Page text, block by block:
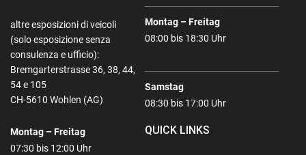
altre esposizioni di veicoli
(solo esposizione senza
consulenza e ufficio):
Bremgarterstrasse 36, 38, 44,
54 e 105
CH-5610 Wohlen (AG)
Montag – Freitag
08:00 bis 18:30 Uhr
Samstag
08:30 bis 17:00 Uhr
Montag – Freitag
07:30 bis 12:00 Uhr
QUICK LINKS